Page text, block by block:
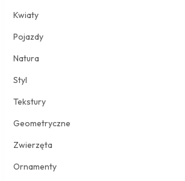
Kwiaty
Pojazdy
Natura
Styl
Tekstury
Geometryczne
Zwierzęta
Ornamenty